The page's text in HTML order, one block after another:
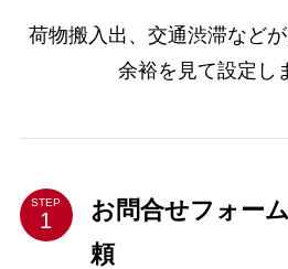
荷物搬入出、交通渋滞など
余裕を見て設定し
STEP
お問合せフォー
頼